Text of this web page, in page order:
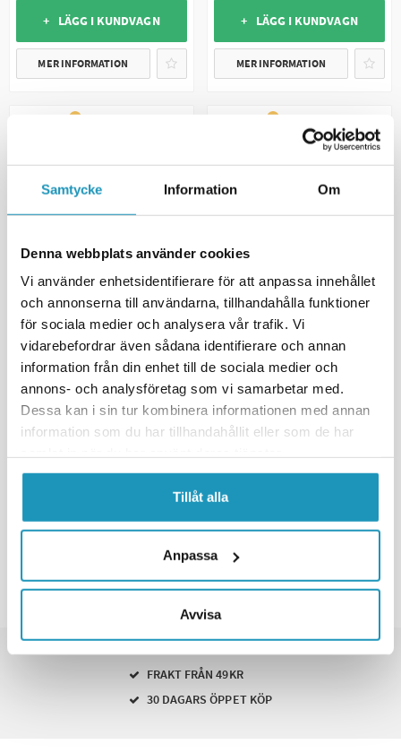
Samtycke Information Om
Denna webbplats använder cookies
Vi använder enhetsidentifierare för att anpassa innehållet
och annonserna till användarna, tillhandahålla funktioner
för sociala medier och analysera vår trafik. Vi
vidarebefordrar även sådana identifierare och annan
information från din enhet till de sociala medier och
annons- och analysföretag som vi samarbetar med.
Dessa kan i sin tur kombinera informationen med annan
information som du har tillhandahållit eller som de har
Tillåt alla
Anpassa
Avvisa
+ LÄGG I KUNDVAGN
MER INFORMATION
+ LÄGG I KUNDVAGN
MER INFORMATION
LOCTITE 480 Snabblim
Förstärkt Svart 20G
759 kr (ink. moms)
+ LÄGG I KUNDVAGN
LOCTITE
LOCTITE 243 Gänglåsning 5ML
128 kr (ink. moms)
5
+ LÄGG I KUNDVAGN
Visar4av4produkter
FRAKT FRÅN 49KR
30 DAGARS ÖPPET KÖP